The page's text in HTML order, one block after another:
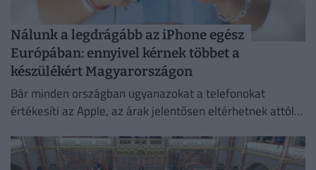
Nálunk a legdrágább az iPhone egész
Európában: ennyivel kérnek többet a
készülékért Magyarországon
Bár minden országban ugyanazokat a telefonokat
értékesíti az Apple, az árak jelentősen eltérhetnek attól